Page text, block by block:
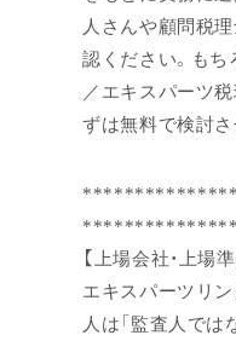
人さんや顧問税
認ください。もち
／エキスパーツ
ずは無料で検討さ
【上場会社・上場
エキスパーツリ
人は「監査人では